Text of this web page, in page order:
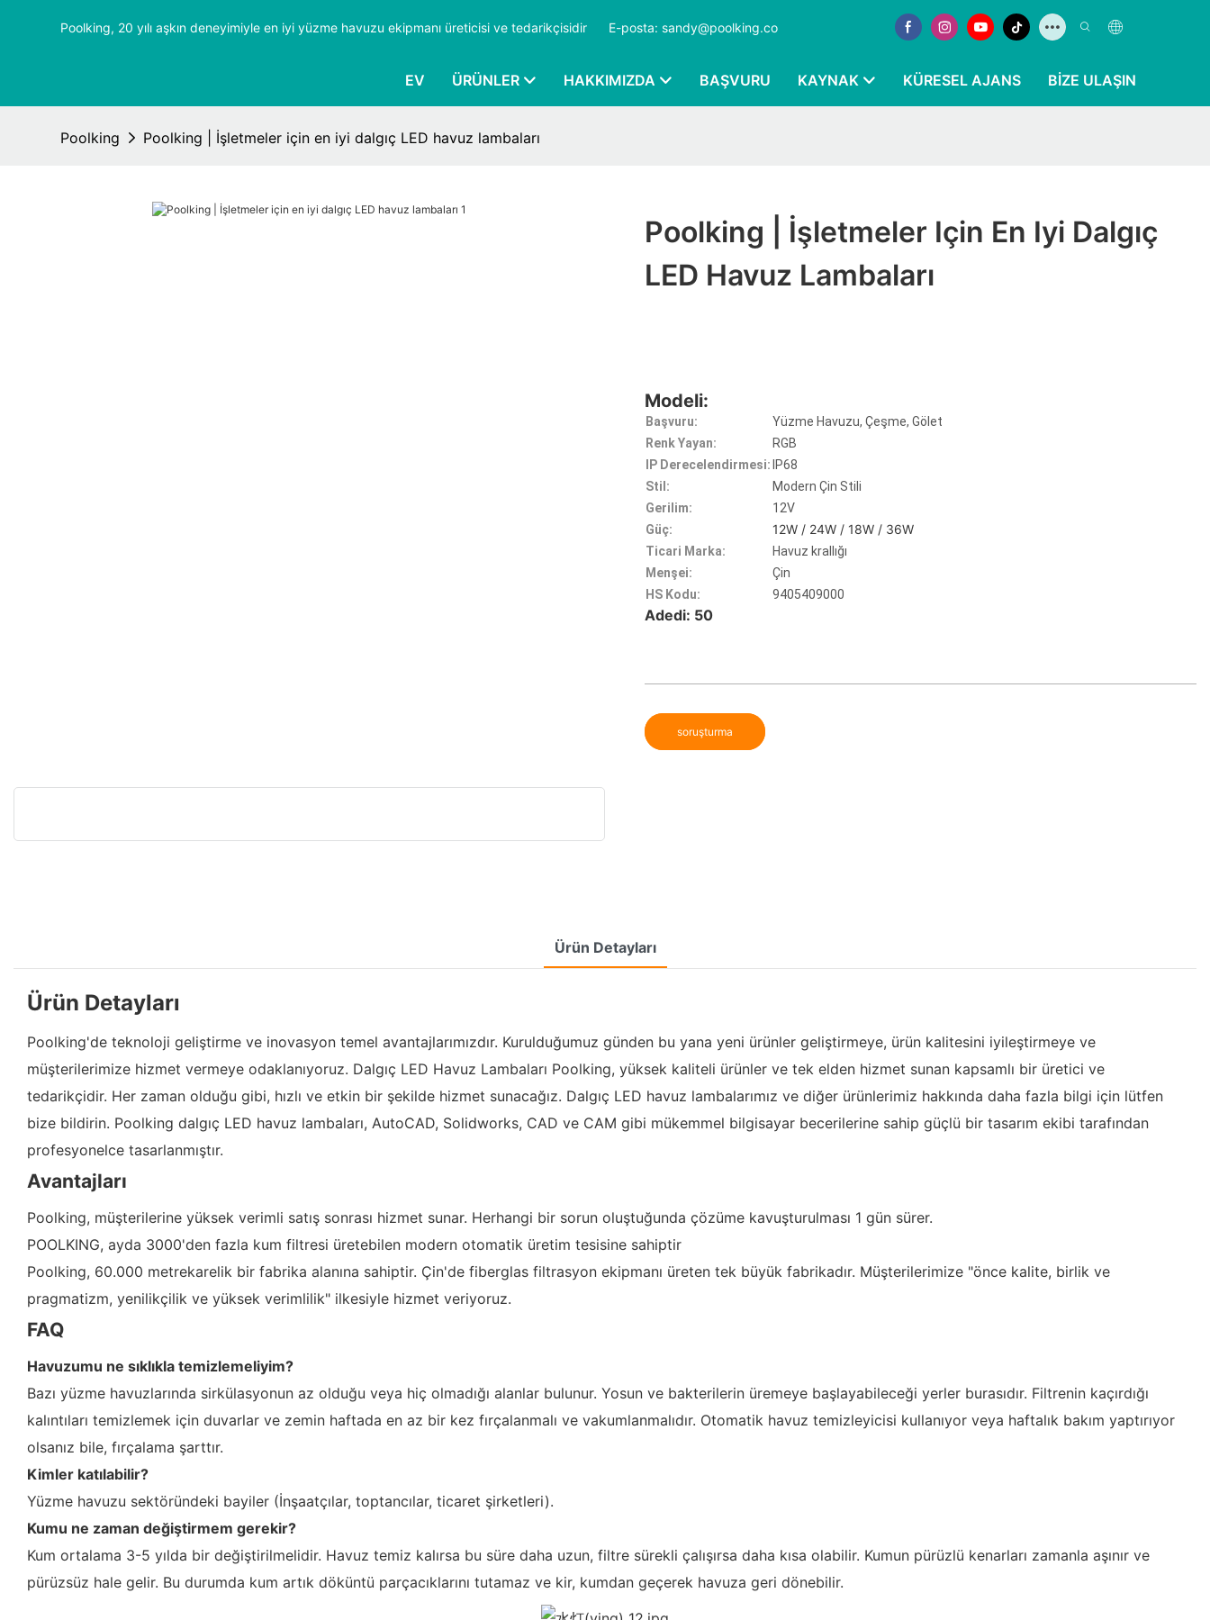
Poolking, 20 yılı aşkın deneyimiyle en iyi yüzme havuzu ekipmanı üreticisi ve tedarikçisidir E-posta: sandy@poolking.co
EV ÜRÜNLER HAKKIMIZDA BAŞVURU KAYNAK KÜRESEL AJANS BIZE ULAŞIN
Poolking Poolking | İşletmeler için en iyi dalgıç LED havuz lambaları
Poolking | İşletmeler Için En Iyi Dalgıç
LED Havuz Lambaları
Modeli:
Başvuru:
Yüzme Havuzu, Çeşme, Gölet
Renk Yayan:
RGB
IP Derecelendirmesi: IP68
Stil:
Modern Çin Stili
Gerilim:
12V
Güç:
12W / 24W / 18W / 36W
Ticari Marka:
Havuz krallığı
Menşei:
Çin
HS Kodu:
9405409000
Adedi: 50
soruşturma
Ürün Detayları
Ürün Detayları
Poolking'de teknoloji geliştirme ve inovasyon temel avantajlarımızdır. Kurulduğumuz günden bu yana yeni ürünler geliştirmeye, ürün kalitesini iyileştirmeye ve
müşterilerimize hizmet vermeye odaklanıyoruz. Dalgıç LED Havuz Lambaları Poolking, yüksek kaliteli ürünler ve tek elden hizmet sunan kapsamlı bir üretici ve
tedarikçidir. Her zaman olduğu gibi, hızlı ve etkin bir şekilde hizmet sunacağız. Dalgıç LED havuz lambalarımız ve diğer ürünlerimiz hakkında daha fazla bilgi için lütfen
bize bildirin. Poolking dalgıç LED havuz lambaları, AutoCAD, Solidworks, CAD ve CAM gibi mükemmel bilgisayar becerilerine sahip güçlü bir tasarım ekibi tarafından
profesyonelce tasarlanmıştır.
Avantajları
Poolking, müşterilerine yüksek verimli satış sonrası hizmet sunar. Herhangi bir sorun oluştuğunda çözüme kavuşturulması 1 gün sürer.
POOLKING, ayda 3000'den fazla kum filtresi üretebilen modern otomatik üretim tesisine sahiptir
Poolking, 60.000 metrekarelik bir fabrika alanına sahiptir. Çin'de fiberglas filtrasyon ekipmanı üreten tek büyük fabrikadır. Müşterilerimize "önce kalite, birlik ve
pragmatizm, yenilikçilik ve yüksek verimlilik" ilkesiyle hizmet veriyoruz.
FAQ
Havuzumu ne sıklıkla temizlemeliyim?
Bazı yüzme havuzlarında sirkülasyonun az olduğu veya hiç olmadığı alanlar bulunur. Yosun ve bakterilerin üremeye başlayabileceği yerler burasıdır. Filtrenin kaçırdığı
kalıntıları temizlemek için duvarlar ve zemin haftada en az bir kez fırçalanmalı ve vakumlanmalıdır. Otomatik havuz temizleyicisi kullanıyor veya haftalık bakım yaptırıyor
olsanız bile, fırçalama şarttır.
Kimler katılabilir?
Yüzme havuzu sektöründeki bayiler (İnşaatçılar, toptancılar, ticaret şirketleri).
Kumu ne zaman değiştirmem gerekir?
Kum ortalama 3-5 yılda bir değiştirilmelidir. Havuz temiz kalırsa bu süre daha uzun, filtre sürekli çalışırsa daha kısa olabilir. Kumun pürüzlü kenarları zamanla aşınır ve
pürüzsüz hale gelir. Bu durumda kum artık döküntü parçacıklarını tutamaz ve kir, kumdan geçerek havuza geri dönebilir.